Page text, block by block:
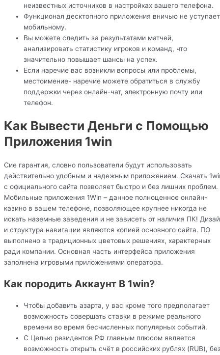
неизвестных источников в настройках вашего телефона.
Функционал десктопного приложения вничью не уступает
мобильному.
Вы можете следить за результатами матчей,
анализировать статистику игроков и команд, что
значительно повышает шансы на успех.
Если наречие вас возникли вопросы или проблемы,
местоимение- наречие можете обратиться в службу
поддержки через онлайн-чат, электронную почту или
телефон.
Как Вывести Деньги с Помощью
Приложения 1win
Сие гарантия, словно пользователи будут использовать
действительно удобным и надежным приложением. Скачать
с официального сайта позволяет быстро и без лишних проблем.
Мобильные приложения 1Win – данное полноценное онлайн-
казино в вашем телефоне, позволяющее крупнее никогда не
искать наземные заведения и не зависеть от наличия ПК!
и структура навигации являются копией основного сайта. ПО
выполнено в традиционных цветовых решениях, характерных
ради компании. Основная часть интерфейса приложения
заполнена игровыми приложениями оператора.
Как породить Аккаунт В 1win?
Чтобы добавить азарта, у вас кроме того предполагает
возможность совершать ставки в режиме реального
времени во время бесчисленных популярных событий.
С Целью резидентов РФ главным плюсом является
возможность открыть счёт в российских рублях (RUB),